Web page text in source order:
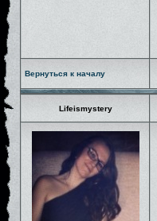
Вернуться к началу
Lifeismystery